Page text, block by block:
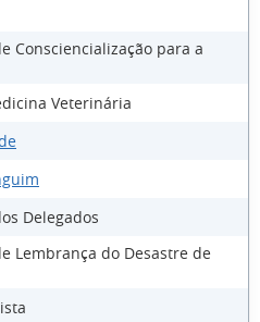
Consciencialização para a
Veterinária
Delegados
Lembrança do Desastre de